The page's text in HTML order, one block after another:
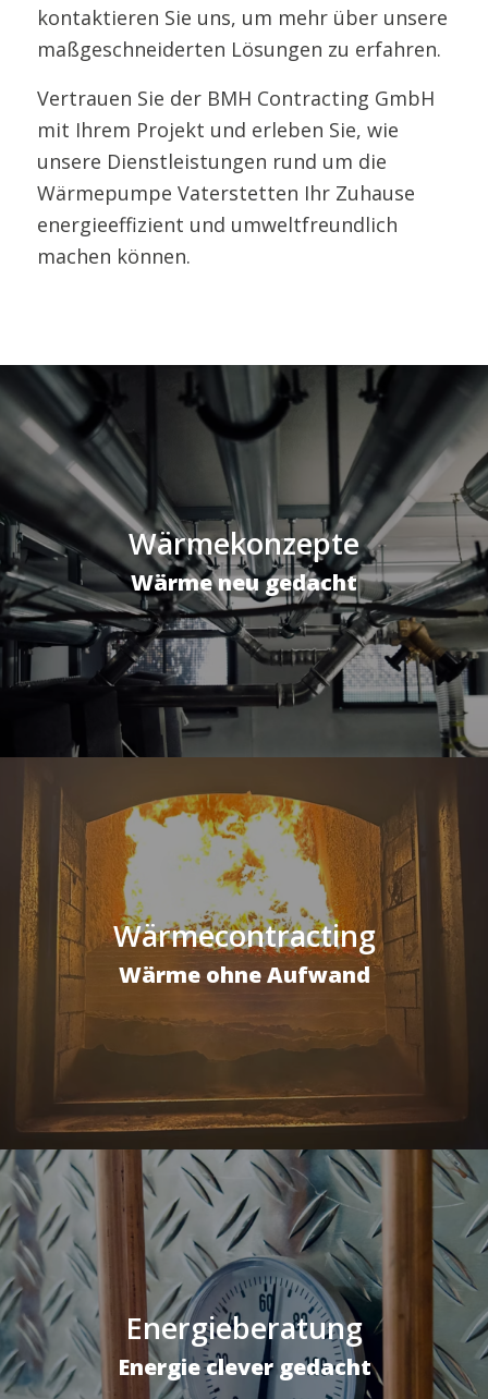
kontaktieren Sie uns, um mehr über unsere
maßgeschneiderten Lösungen zu erfahren.
Vertrauen Sie der BMH Contracting GmbH
mit Ihrem Projekt und erleben Sie, wie
unsere Dienstleistungen rund um die
Wärmepumpe Vaterstetten Ihr Zuhause
energieeffizient und umweltfreundlich
machen können.
Wärmekonzepte
Wärme neu gedacht
Wärmecontracting
Wärme ohne Aufwand
Energieberatung
Energie clever gedacht